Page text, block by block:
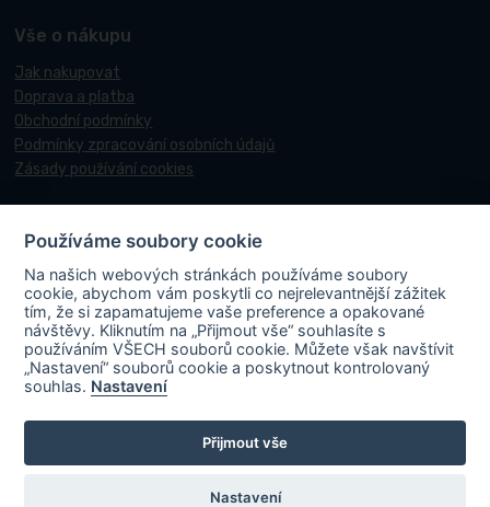
Vše o nákupu
Jak nakupovat
Doprava a platba
Obchodní podmínky
Podmínky zpracování osobních údajů
Zásady používání cookies
© 2017-2026 Pneucentrum N&N.
Webové stránky realizovalMatosoft.
PNEUCENTRUM N & N s. r. o.
ve spolupráci s Ministerstvem průmyslu a
obchodu v rámci Národního plánu obnovy účastní projektu s názvem
„FVE-PNEUCENTRUM NN-OLOMOUC“, rgč.
CZ.31.3.0/0.0/0.0/22_001/0006195. Projekt je spolufinancován
Evropskou unií. V rámci projektu byla na střechu místa podnikání
Používáme soubory cookie
Na našich webových stránkách používáme soubory
cookie, abychom vám poskytli co nejrelevantnější zážitek
tím, že si zapamatujeme vaše preference a opakované
návštěvy. Kliknutím na „Přijmout vše“ souhlasíte s
používáním VŠECH souborů cookie. Můžete však navštívit
„Nastavení“ souborů cookie a poskytnout kontrolovaný
souhlas. Nastavení
Přijmout vše
Nastavení